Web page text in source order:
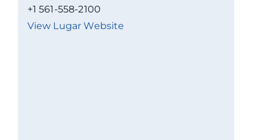
+1 561-558-2100
View Lugar Website